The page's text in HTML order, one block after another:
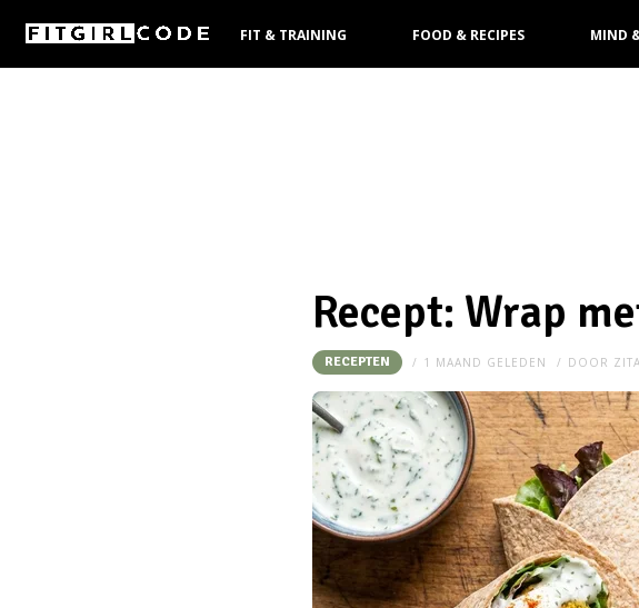
FIT & TRAINING FOOD & RECIPES MIND
Recept: Wrap
RECEPTEN 1 MAAND GELEDEN DOOR ZITA